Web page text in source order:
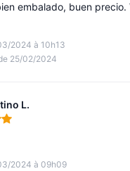
2024 à 10h13
25/02/2024
embalado, buen precio.
L.
5
2024 à 09h09